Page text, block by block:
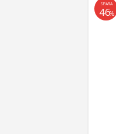
SPARA
46%